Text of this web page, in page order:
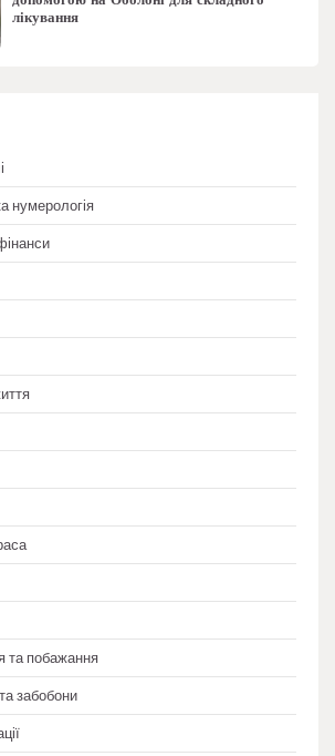
лікування
нумерологія
та побажання
забобони